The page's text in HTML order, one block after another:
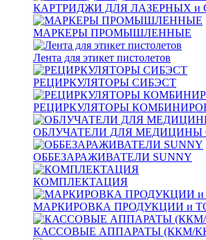
КАРТРИДЖИ ДЛЯ ЛАЗЕРНЫХ
МАРКЕРЫ ПРОМЫШЛЕННЫЕ
Лента для этикет пистолетов
РЕЦИРКУЛЯТОРЫ СИБЭСТ
РЕЦИРКУЛЯТОРЫ
ОБЛУЧАТЕЛИ ДЛЯ МЕДИЦИНЫ
ОББЕЗАРАЖИВАТЕЛИ SUNNY
КОМПЛЕКТАЦИЯ
МАРКИРОВКА ПРОДУКЦИИ и
КАССОВЫЕ АППАРАТЫ (ККМ/